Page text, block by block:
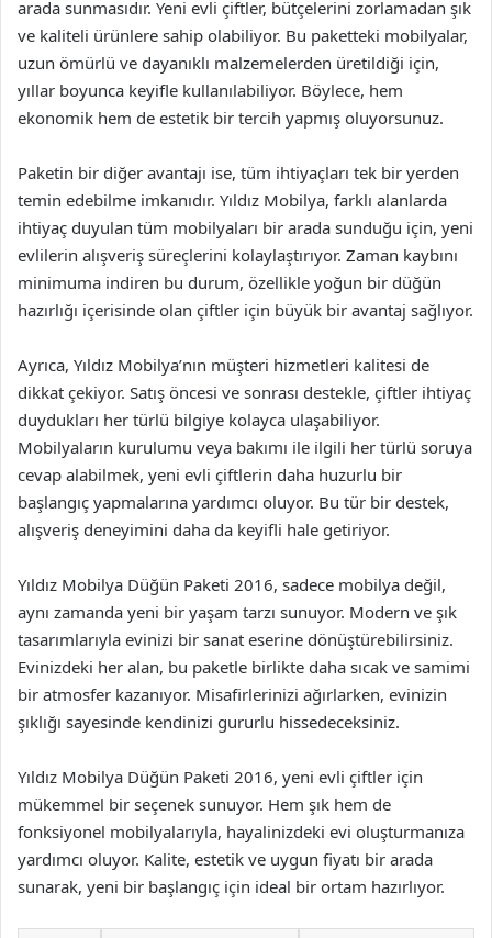
arada sunmasıdır. Yeni evli çiftler, bütçelerini zorlamadan şık
ve kaliteli ürünlere sahip olabiliyor. Bu paketteki mobilyalar,
uzun ömürlü ve dayanıklı malzemelerden üretildiği için,
yıllar boyunca keyifle kullanılabiliyor. Böylece, hem
ekonomik hem de estetik bir tercih yapmış oluyorsunuz.
Paketin bir diğer avantajı ise, tüm ihtiyaçları tek bir yerden
temin edebilme imkanıdır. Yıldız Mobilya, farklı alanlarda
ihtiyaç duyulan tüm mobilyaları bir arada sunduğu için, yeni
evlilerin alışveriş süreçlerini kolaylaştırıyor. Zaman kaybını
minimuma indiren bu durum, özellikle yoğun bir düğün
hazırlığı içerisinde olan çiftler için büyük bir avantaj sağlıyor.
Ayrıca, Yıldız Mobilya’nın müşteri hizmetleri kalitesi de
dikkat çekiyor. Satış öncesi ve sonrası destekle, çiftler ihtiyaç
duydukları her türlü bilgiye kolayca ulaşabiliyor.
Mobilyaların kurulumu veya bakımı ile ilgili her türlü soruya
cevap alabilmek, yeni evli çiftlerin daha huzurlu bir
başlangıç yapmalarına yardımcı oluyor. Bu tür bir destek,
alışveriş deneyimini daha da keyifli hale getiriyor.
Yıldız Mobilya Düğün Paketi 2016, sadece mobilya değil,
aynı zamanda yeni bir yaşam tarzı sunuyor. Modern ve şık
tasarımlarıyla evinizi bir sanat eserine dönüştürebilirsiniz.
Evinizdeki her alan, bu paketle birlikte daha sıcak ve samimi
bir atmosfer kazanıyor. Misafirlerinizi ağırlarken, evinizin
şıklığı sayesinde kendinizi gururlu hissedeceksiniz.
Yıldız Mobilya Düğün Paketi 2016, yeni evli çiftler için
mükemmel bir seçenek sunuyor. Hem şık hem de
fonksiyonel mobilyalarıyla, hayalinizdeki evi oluşturmanıza
yardımcı oluyor. Kalite, estetik ve uygun fiyatı bir arada
sunarak, yeni bir başlangıç için ideal bir ortam hazırlıyor.